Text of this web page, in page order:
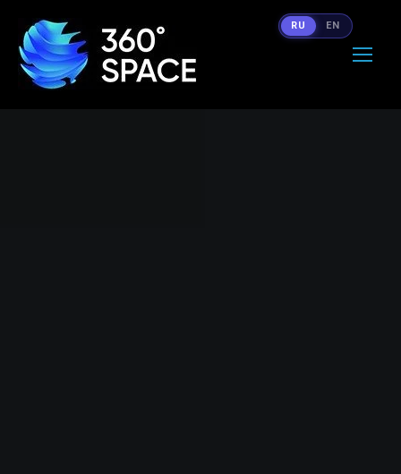
RU EN